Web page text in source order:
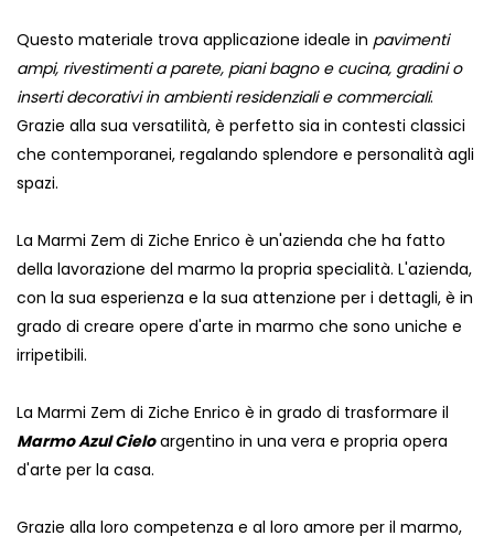
Questo materiale trova applicazione ideale in pavimenti
ampi, rivestimenti a parete, piani bagno e cucina, gradini o
inserti decorativi in ambienti residenziali e commerciali.
Grazie alla sua versatilità, è perfetto sia in contesti classici
che contemporanei, regalando splendore e personalità agli
spazi.
La Marmi Zem di Ziche Enrico è un'azienda che ha fatto
della lavorazione del marmo la propria specialità. L'azienda,
con la sua esperienza e la sua attenzione per i dettagli, è in
grado di creare opere d'arte in marmo che sono uniche e
irripetibili.
La Marmi Zem di Ziche Enrico è in grado di trasformare il
Marmo Azul Cieloargentino in una vera e propria opera
d'arte per la casa.
Grazie alla loro competenza e al loro amore per il marmo,